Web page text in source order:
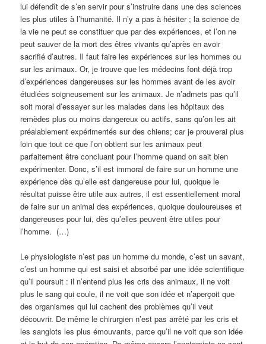
lui défendît de s’en servir pour s’instruire dans une des sciences
les plus utiles à l’humanité. Il n’y a pas à hésiter ; la science de
la vie ne peut se constituer que par des expériences, et l’on ne
peut sauver de la mort des êtres vivants qu’après en avoir
sacrifié d’autres. Il faut faire les expériences sur les hommes ou
sur les animaux. Or, je trouve que les médecins font déjà trop
d’expériences dangereuses sur les hommes avant de les avoir
étudiées soigneusement sur les animaux. Je n’admets pas qu’il
soit moral d’essayer sur les malades dans les hôpitaux des
remèdes plus ou moins dangereux ou actifs, sans qu’on les ait
préalablement expérimentés sur des chiens; car je prouverai plus
loin que tout ce que l’on obtient sur les animaux peut
parfaitement être concluant pour l’homme quand on sait bien
expérimenter. Donc, s’il est immoral de faire sur un homme une
expérience dès qu’elle est dangereuse pour lui, quoique le
résultat puisse être utile aux autres, il est essentiellement moral
de faire sur un animal des expériences, quoique douloureuses et
dangereuses pour lui, dès qu’elles peuvent être utiles pour
l’homme. (…)
Le physiologiste n’est pas un homme du monde, c’est un savant,
c’est un homme qui est saisi et absorbé par une idée scientifique
qu’il poursuit : il n’entend plus les cris des animaux, il ne voit
plus le sang qui coule, il ne voit que son idée et n’aperçoit que
des organismes qui lui cachent des problèmes qu’il veut
découvrir. De même le chirurgien n’est pas arrêté par les cris et
les sanglots les plus émouvants, parce qu’il ne voit que son idée